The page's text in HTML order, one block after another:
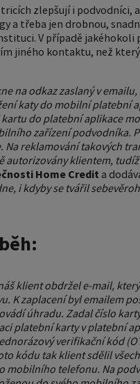
tricích zlepšují i
a třeba jen drobnou,
V případě
jiného kontaktu, než
na odkaz zaslaný v
katy do mobilní platební
do platební aplikace
zařízení podvodníka.
Na reklamování takových
autorizovány klientem,
Home Credit a
i kdyby se tvářil
klient obdržel e-mail,
K zaplacení byl emailem
úhradu. Zadal číslo
platební karty v platební
verifikační kód
kódu tak klient sdělil
mobilního telefonu. Na